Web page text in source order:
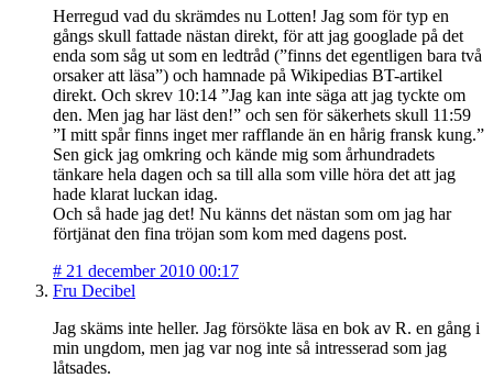
Herregud vad du skrämdes nu Lotten! Jag som för typ en
gångs skull fattade nästan direkt, för att jag googlade på det
enda som såg ut som en ledtråd (”finns det egentligen bara två
orsaker att läsa”) och hamnade på Wikipedias BT-artikel
direkt. Och skrev 10:14 ”Jag kan inte säga att jag tyckte om
den. Men jag har läst den!” och sen för säkerhets skull 11:59
”I mitt spår finns inget mer rafflande än en hårig fransk kung.”
Sen gick jag omkring och kände mig som århundradets
tänkare hela dagen och sa till alla som ville höra det att jag
hade klarat luckan idag.
Och så hade jag det! Nu känns det nästan som om jag har
förtjänat den fina tröjan som kom med dagens post.
# 21 december 2010 00:17
Fru Decibel
Jag skäms inte heller. Jag försökte läsa en bok av R. en gång i
min ungdom, men jag var nog inte så intresserad som jag
låtsades.